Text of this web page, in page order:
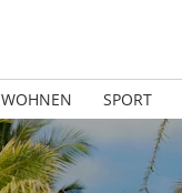
WOHNEN SPORT